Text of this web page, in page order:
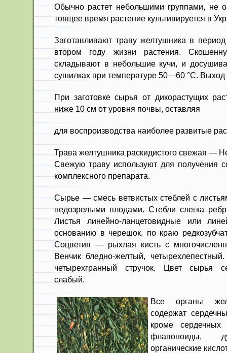
Обычно растет небольшими группами, не
тоящее время растение культивируется в
Заготавливают траву желтушника в
вто­ром году жизни растения.
складывают в не­большие кучи, и
сушилках при темпе­ратуре 50—60 °С. Выход
При заготовке сырья от дико­растущих
ниже 10 см от уровня почвы, оставляя
для воспроизводства наиболее разви­тые
Трава желтушника раскидистого свежая —
Свежую траву используют для получе­ния
ком­плексного препарата.
Сырье — смесь ветвистых стеблей с
недо­зрелыми плодами. Стебли слегка
Листья линей­но-ланцетовидные или
основанию в черешок, по краю
Соцветия — рыхлая кисть с
Венчик бледно-желтый,
четырех­гранный стручок. Цвет сырья
слабый.
Все органы
содержат
кроме сердечных
флавоноиды,
органические